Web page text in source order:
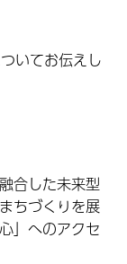
いてお伝えし
合した未来型
ちづくりを展
」へのアクセ